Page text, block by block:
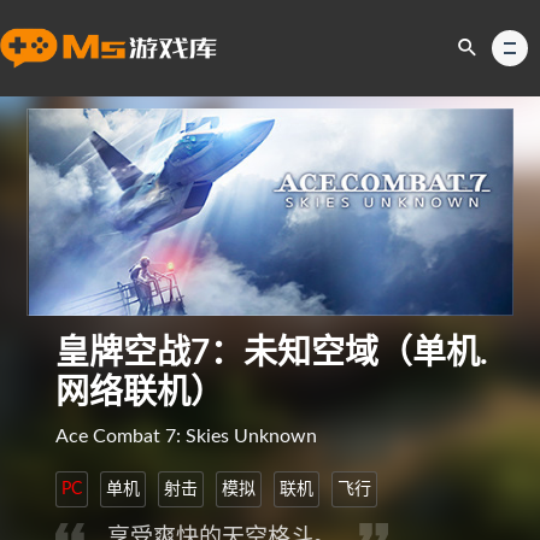
皇牌空战7：未知空域（单机.
网络联机）
Ace Combat 7: Skies Unknown
PC 单机 射击 模拟 联机 飞行